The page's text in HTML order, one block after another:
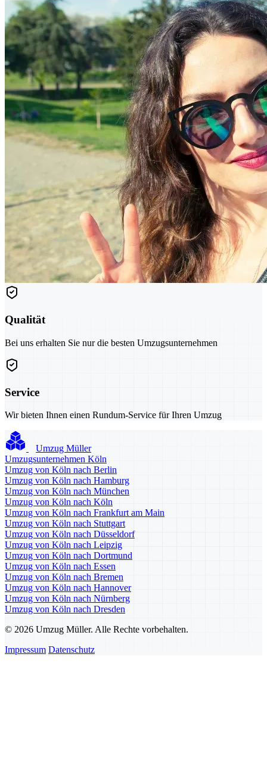
Qualität
Bei uns erhalten Sie nur die besten Umzugsunternehmen
Service
Wir bieten Ihnen einen Rundum-Service für Ihren Umzug
Umzug Müller
Umzugsunternehmen Köln
Umzug von Köln nach Berlin
Umzug von Köln nach Hamburg
Umzug von Köln nach München
Umzug von Köln nach Köln
Umzug von Köln nach Frankfurt am Main
Umzug von Köln nach Stuttgart
Umzug von Köln nach Düsseldorf
Umzug von Köln nach Leipzig
Umzug von Köln nach Dortmund
Umzug von Köln nach Essen
Umzug von Köln nach Bremen
Umzug von Köln nach Hannover
Umzug von Köln nach Nürnberg
Umzug von Köln nach Dresden
© 2026 Umzug Müller. Alle Rechte vorbehalten.
Impressum Datenschutz